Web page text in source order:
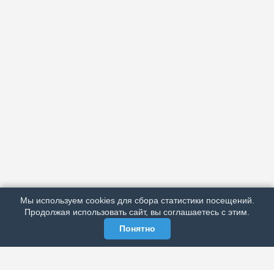
РЕКЛАМА У НАС
МЫ В СОЦСЕТЯХ
Мы используем cookies для сбора статистики посещений.
Продолжая использовать сайт, вы соглашаетесь с этим.
Понятно